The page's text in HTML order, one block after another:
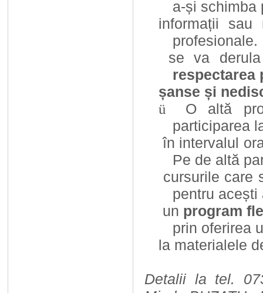
a-și schimba
informații
profesionale.
se va
șanse și
ü
O altă
participarea
în intervalul
Pe de altă
cursurile care
pentru acești
un program
prin oferirea
la materialele
Detalii la tel.